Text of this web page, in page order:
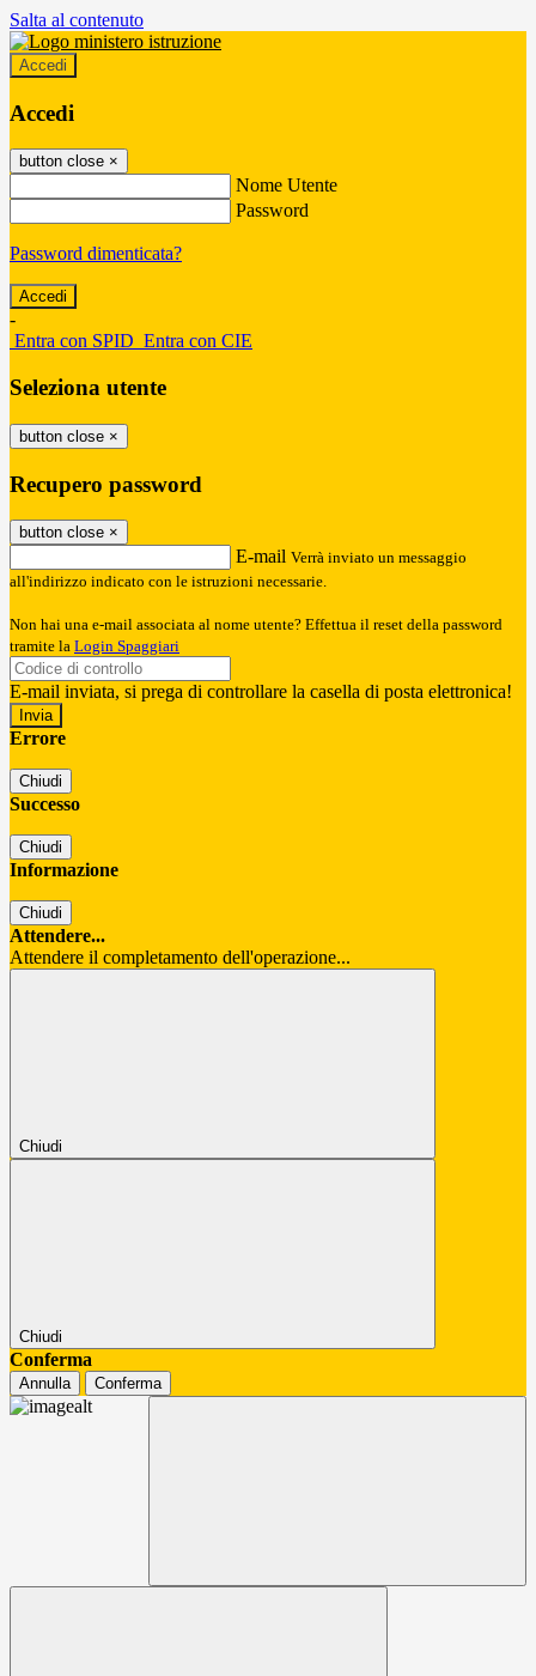
Salta al contenuto
Accedi
Accedi
button close ×
Nome Utente
Password
Password dimenticata?
-
Entra con SPID Entra con CIE
Seleziona utente
button close ×
Recupero password
button close ×
E-mail Verrà inviato un messaggio
all'indirizzo indicato con le istruzioni necessarie.
Non hai una e-mail associata al nome utente? Effettua il reset della password
tramite la Login Spaggiari
E-mail inviata, si prega di controllare la casella di posta elettronica!
Errore
Chiudi
Successo
Chiudi
Informazione
Chiudi
Attendere...
Attendere il completamento dell'operazione...
Chiudi
Chiudi
Conferma
Annulla Conferma